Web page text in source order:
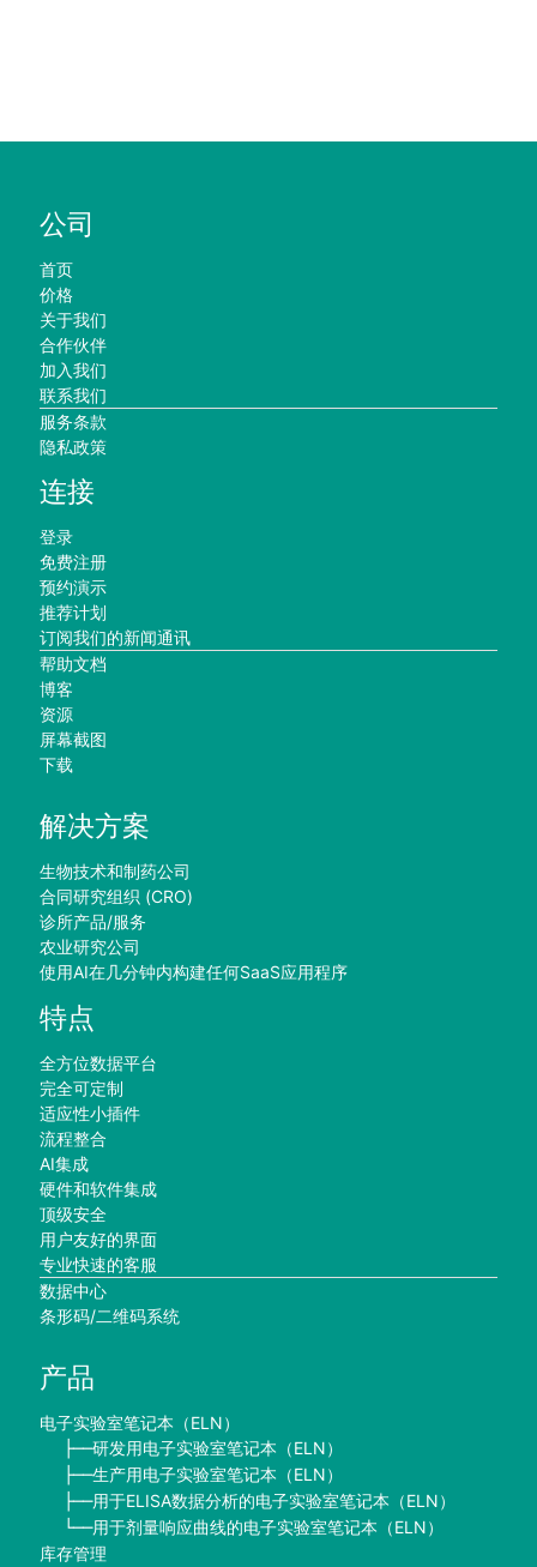
公司
首页
价格
关于我们
合作伙伴
加入我们
联系我们
服务条款
隐私政策
连接
登录
免费注册
预约演示
推荐计划
订阅我们的新闻通讯
帮助文档
博客
资源
屏幕截图
下载
解决方案
生物技术和制药公司
合同研究组织 (CRO)
诊所产品/服务
农业研究公司
使用AI在几分钟内构建任何SaaS应用程序
特点
全方位数据平台
完全可定制
适应性小插件
流程整合
AI集成
硬件和软件集成
顶级安全
用户友好的界面
专业快速的客服
数据中心
条形码/二维码系统
产品
电子实验室笔记本（ELN）
├──研发用电子实验室笔记本（ELN）
├──生产用电子实验室笔记本（ELN）
├──用于ELISA数据分析的电子实验室笔记本（ELN）
└──用于剂量响应曲线的电子实验室笔记本（ELN）
库存管理